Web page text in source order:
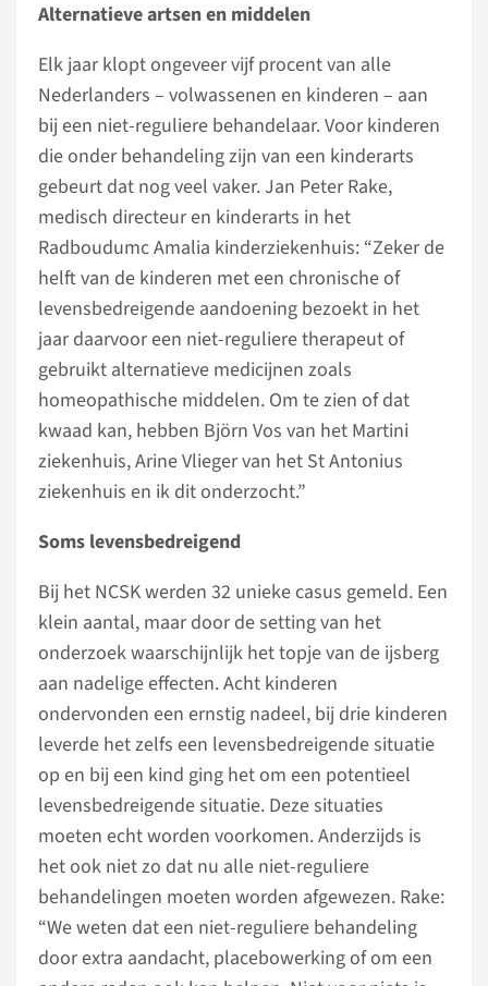
Alternatieve artsen en middelen
Elk jaar klopt ongeveer vijf procent van alle
Nederlanders – volwassenen en kinderen – aan
bij een niet-reguliere behandelaar. Voor kinderen
die onder behandeling zijn van een kinderarts
gebeurt dat nog veel vaker. Jan Peter Rake,
medisch directeur en kinderarts in het
Radboudumc Amalia kinderziekenhuis: “Zeker de
helft van de kinderen met een chronische of
levensbedreigende aandoening bezoekt in het
jaar daarvoor een niet-reguliere therapeut of
gebruikt alternatieve medicijnen zoals
homeopathische middelen. Om te zien of dat
kwaad kan, hebben Björn Vos van het Martini
ziekenhuis, Arine Vlieger van het St Antonius
ziekenhuis en ik dit onderzocht.”
Soms levensbedreigend
Bij het NCSK werden 32 unieke casus gemeld. Een
klein aantal, maar door de setting van het
onderzoek waarschijnlijk het topje van de ijsberg
aan nadelige effecten. Acht kinderen
ondervonden een ernstig nadeel, bij drie kinderen
leverde het zelfs een levensbedreigende situatie
op en bij een kind ging het om een potentieel
levensbedreigende situatie. Deze situaties
moeten echt worden voorkomen. Anderzijds is
het ook niet zo dat nu alle niet-reguliere
behandelingen moeten worden afgewezen. Rake:
“We weten dat een niet-reguliere behandeling
door extra aandacht, placebowerking of om een